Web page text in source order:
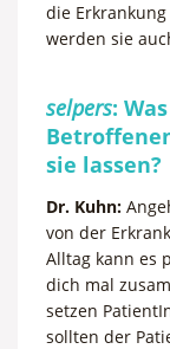
die
werden sie
selpers:
sie lassen?
Dr. Kuhn:
von der
Alltag kann es
dich mal
setzen
sollten der